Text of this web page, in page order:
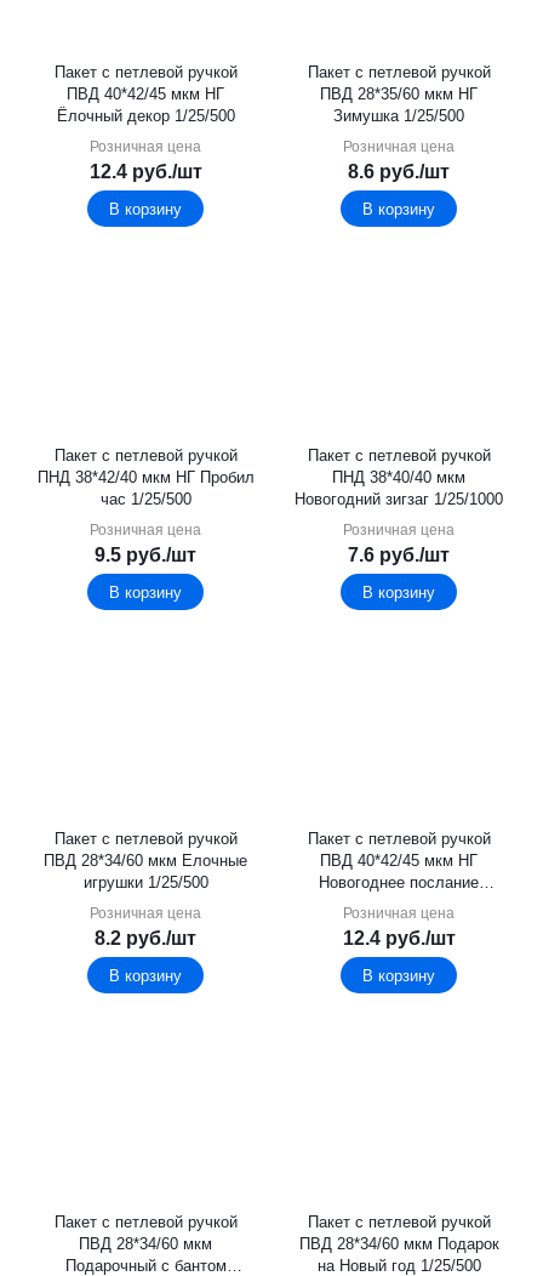
Пакет с петлевой ручкой
ПВД 40*42/45 мкм НГ
Ёлочный декор 1/25/500
Розничная цена
12.4руб./шт
В корзину
Пакет с петлевой ручкой
ПВД 28*35/60 мкм НГ
Зимушка 1/25/500
Розничная цена
8.6 руб./шт
В корзину
Пакет с петлевой ручкой
ПНД 38*42/40 мкм НГ Пробил
час 1/25/500
Розничная цена
9.5 руб./шт
В корзину
Пакет с петлевой ручкой
ПНД 38*40/40 мкм
Новогодний зигзаг 1/25/1000
Розничная цена
7.6 руб./шт
В корзину
Пакет с петлевой ручкой
ПВД 28*34/60 мкм Елочные
игрушки 1/25/500
Розничная цена
8.2 руб./шт
В корзину
Пакет с петлевой ручкой
ПВД 40*42/45 мкм НГ
Новогоднее послание
Розничная цена
12.4руб./шт
В корзину
Пакет с петлевой ручкой
ПВД 28*34/60 мкм
Подарочный с бантом
Пакет с петлевой ручкой
ПВД 28*34/60 мкм Подарок
на Новый год 1/25/500